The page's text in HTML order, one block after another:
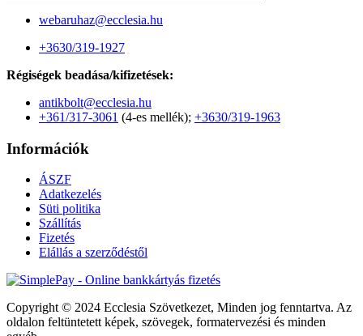
webaruhaz@ecclesia.hu
+3630/319-1927
Régiségek beadása/kifizetések:
antikbolt@ecclesia.hu
+361/317-3061 (4-es mellék); +3630/319-1963
Információk
ÁSZF
Adatkezelés
Süti politika
Szállítás
Fizetés
Elállás a szerződéstől
Copyright © 2024 Ecclesia Szövetkezet, Minden jog fenntartva. Az
oldalon feltüntetett képek, szövegek, formatervezési és minden